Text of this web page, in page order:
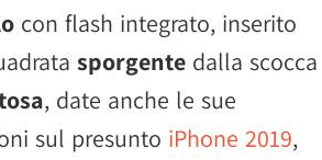
con flash integrato, inserito
sporgente dalla scocca
, date anche le sue
sul presunto iPhone 2019,